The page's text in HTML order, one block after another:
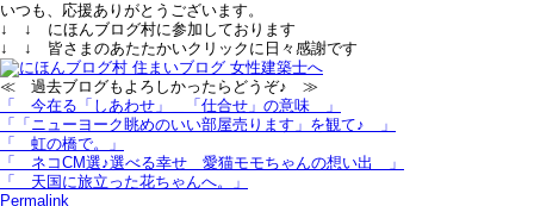
いつも、応援ありがとうございます。
↓ ↓ にほんブログ村に参加しております
↓ ↓ 皆さまのあたたかいクリックに日々感謝です
≪ 過去ブログもよろしかったらどうぞ♪ ≫
「 今在る「しあわせ」＿「仕合せ」の意味 」
「「ニューヨーク眺めのいい部屋売ります」を観て♪ 」
「 虹の橋で。」
「 ネコCM選♪選べる幸せ＿愛猫モモちゃんの想い出 」
「 天国に旅立った花ちゃんへ。」
Permalink